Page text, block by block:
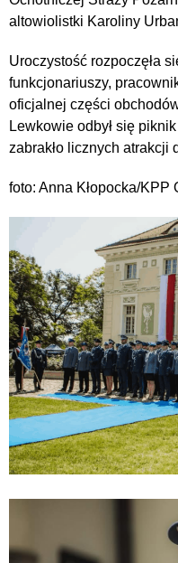
altowiolistki Karoliny
Uroczystość rozpoczęła
funkcjonariuszy,
oficjalnej części
Lewkowie odbył się
zabrakło licznych atrakcji
foto: Anna Kłopocka/KPP